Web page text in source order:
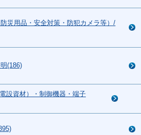
災用品・安全対策・防犯カメラ等）/
(186)
設資材）・制御機器・端子